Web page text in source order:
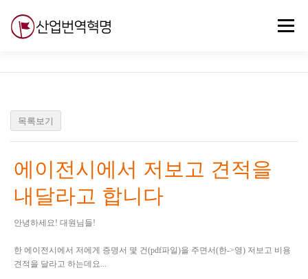
메뉴
목록보기
에이전시에서 저보고 견적을
내달라고 합니다
안녕하세요! 대원님들!
한 에이전시에서 저에게 증명서 몇 건(pdf파일)을 주면서(한->영) 저보고 비용
견적을 달라고 하는데요...